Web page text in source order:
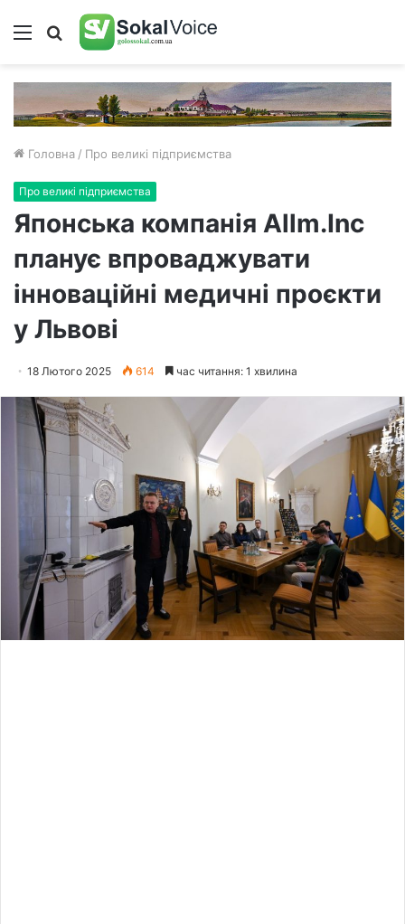
Меню Пошук
Головна / Про великі підприємства
Про великі підприємства
Японська компанія Allm.Inc
планує впроваджувати
інноваційні медичні проєкти
у Львові
18 Лютого 2025 614 час читання: 1 хвилина